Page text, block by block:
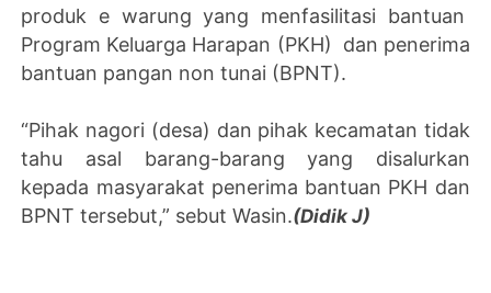
produk e warung yang menfasilitasi bantuan
Program Keluarga Harapan (PKH) dan penerima
bantuan pangan non tunai (BPNT).
“Pihak nagori (desa) dan pihak kecamatan tidak
tahu asal barang-barang yang disalurkan
kepada masyarakat penerima bantuan PKH dan
BPNT tersebut,” sebut Wasin.(Didik J)